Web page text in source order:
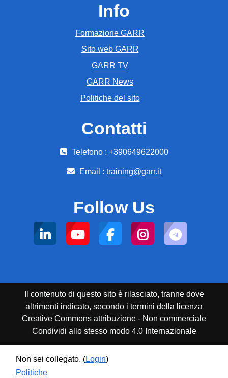
Info
Formazione GARR
Sito web GARR
GARR TV
GARR News
Politiche del sito
Contatti
Telefono : +390649622000
Email : training@garr.it
Follow Us
Il contenuto di questo sito è rilasciato, tranne dove
altrimenti indicato, secondo i termini della licenza
Creative Commons attribuzione - Non commerciale
Condividi allo stesso modo 4.0 Internazionale
Non sei collegato. (Login)
Politiche